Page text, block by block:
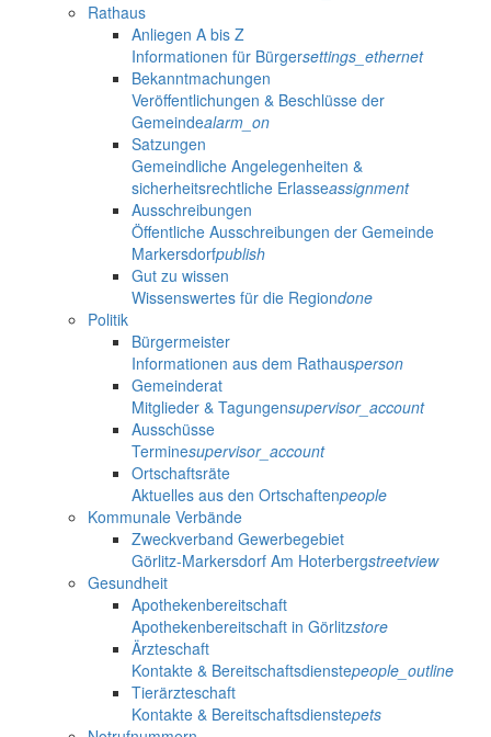
Rathaus
Anliegen A bis Z
Informationen für Bürgersettings_ethernet
Bekanntmachungen
Veröffentlichungen & Beschlüsse der
Gemeindealarm_on
Satzungen
Gemeindliche Angelegenheiten &
sicherheitsrechtliche Erlasseassignment
Ausschreibungen
Öffentliche Ausschreibungen der Gemeinde
Markersdorfpublish
Gut zu wissen
Wissenswertes für die Regiondone
Politik
Bürgermeister
Informationen aus dem Rathausperson
Gemeinderat
Mitglieder & Tagungensupervisor_account
Ausschüsse
Terminesupervisor_account
Ortschaftsräte
Aktuelles aus den Ortschaftenpeople
Kommunale Verbände
Zweckverband Gewerbegebiet
Görlitz-Markersdorf Am Hoterbergstreetview
Gesundheit
Apothekenbereitschaft
Apothekenbereitschaft in Görlitzstore
Ärzteschaft
Kontakte & Bereitschaftsdienstepeople_outline
Tierärzteschaft
Kontakte & Bereitschaftsdienstepets